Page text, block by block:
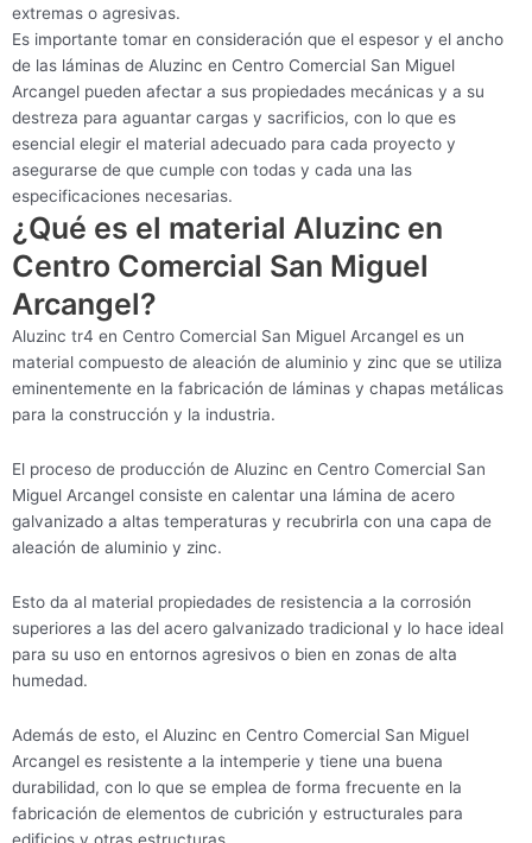
extremas o agresivas.
Es importante tomar en consideración que el espesor y el ancho
de las láminas de Aluzinc en Centro Comercial San Miguel
Arcangel pueden afectar a sus propiedades mecánicas y a su
destreza para aguantar cargas y sacrificios, con lo que es
esencial elegir el material adecuado para cada proyecto y
asegurarse de que cumple con todas y cada una las
especificaciones necesarias.
¿Qué es el material Aluzinc en
Centro Comercial San Miguel
Arcangel?
Aluzinc tr4 en Centro Comercial San Miguel Arcangel es un
material compuesto de aleación de aluminio y zinc que se utiliza
eminentemente en la fabricación de láminas y chapas metálicas
para la construcción y la industria.
El proceso de producción de Aluzinc en Centro Comercial San
Miguel Arcangel consiste en calentar una lámina de acero
galvanizado a altas temperaturas y recubrirla con una capa de
aleación de aluminio y zinc.
Esto da al material propiedades de resistencia a la corrosión
superiores a las del acero galvanizado tradicional y lo hace ideal
para su uso en entornos agresivos o bien en zonas de alta
humedad.
Además de esto, el Aluzinc en Centro Comercial San Miguel
Arcangel es resistente a la intemperie y tiene una buena
durabilidad, con lo que se emplea de forma frecuente en la
fabricación de elementos de cubrición y estructurales para
edificios y otras estructuras.